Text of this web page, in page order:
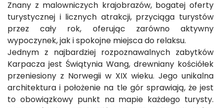
Znany z malowniczych krajobrazów, bogatej oferty
turystycznej i licznych atrakcji, przyciąga turystów
przez cały rok, oferując zarówno aktywny
wypoczynek, jak i spokojne miejsca do relaksu.
Jednym z najbardziej rozpoznawalnych zabytków
Karpacza jest Świątynia Wang, drewniany kościółek
przeniesiony z Norwegii w XIX wieku. Jego unikalna
architektura i położenie na tle gór sprawiają, że jest
to obowiązkowy punkt na mapie każdego turysty.